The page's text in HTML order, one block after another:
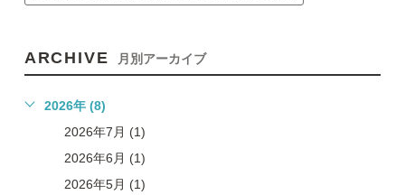
ARCHIVE 月別アーカイブ
2026年 (8)
2026年7月 (1)
2026年6月 (1)
2026年5月 (1)